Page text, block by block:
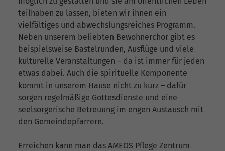
teilhaben zu lassen, bieten wir ihnen ein
vielfältiges und abwechslungsreiches Programm.
Neben unserem beliebten Bewohnerchor gibt es
beispielsweise Bastelrunden, Ausflüge und viele
kulturelle Veranstaltungen – da ist immer für jeden
etwas dabei. Auch die spirituelle Komponente
kommt in unserem Hause nicht zu kurz – dafür
sorgen regelmäßige Gottesdienste und eine
seelsorgerische Betreuung im engen Austausch mit
den Gemeindepfarrern.
Erreichen kann man das AMEOS Pflege Zentrum